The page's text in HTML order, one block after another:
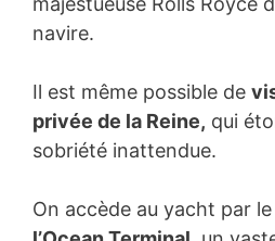
navire.
Il est même possible de
privée de la Reine, qui
sobriété inattendue.
On accède au yacht par